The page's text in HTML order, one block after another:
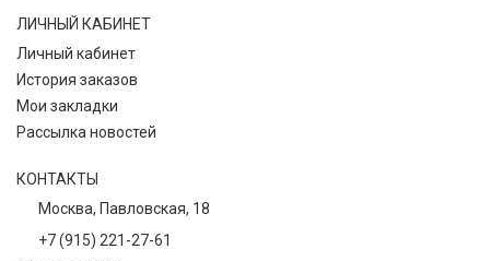
ЛИЧНЫЙ КАБИНЕТ
Личный кабинет
История заказов
Мои закладки
Рассылка новостей
КОНТАКТЫ
Москва, Павловская, 18
+7 (915) 221-27-61